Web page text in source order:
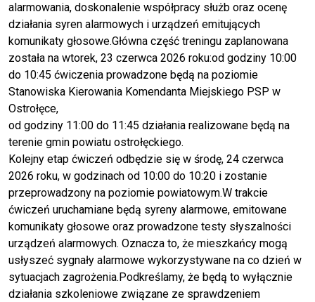
alarmowania, doskonalenie współpracy służb oraz ocenę
działania syren alarmowych i urządzeń emitujących
komunikaty głosowe.Główna część treningu zaplanowana
została na wtorek, 23 czerwca 2026 roku:od godziny 10:00
do 10:45 ćwiczenia prowadzone będą na poziomie
Stanowiska Kierowania Komendanta Miejskiego PSP w
Ostrołęce,
od godziny 11:00 do 11:45 działania realizowane będą na
terenie gmin powiatu ostrołęckiego.
Kolejny etap ćwiczeń odbędzie się w środę, 24 czerwca
2026 roku, w godzinach od 10:00 do 10:20 i zostanie
przeprowadzony na poziomie powiatowym.W trakcie
ćwiczeń uruchamiane będą syreny alarmowe, emitowane
komunikaty głosowe oraz prowadzone testy słyszalności
urządzeń alarmowych. Oznacza to, że mieszkańcy mogą
usłyszeć sygnały alarmowe wykorzystywane na co dzień w
sytuacjach zagrożenia.Podkreślamy, że będą to wyłącznie
działania szkoleniowe związane ze sprawdzeniem